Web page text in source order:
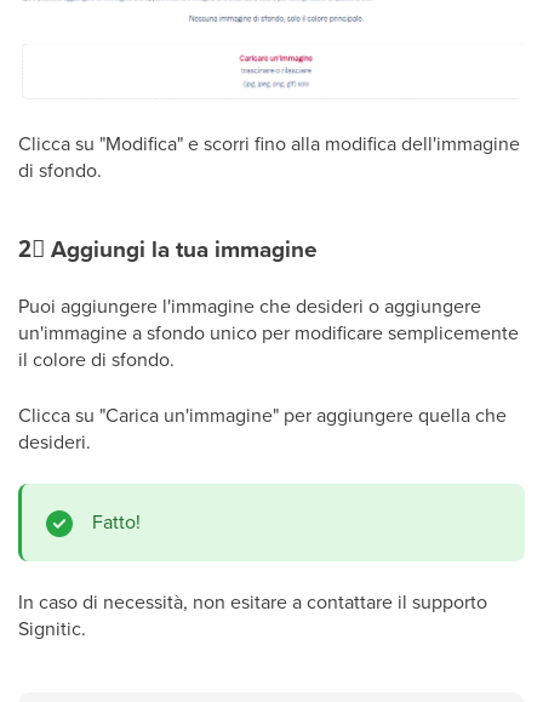
Clicca su "Modifica" e scorri fino alla modifica dell'immagine
di sfondo.
2⃣ Aggiungi la tua immagine
Puoi aggiungere l'immagine che desideri o aggiungere
un'immagine a sfondo unico per modificare semplicemente
il colore di sfondo.
Clicca su "Carica un'immagine" per aggiungere quella che
desideri.
Fatto!
In caso di necessità, non esitare a contattare il supporto
Signitic.